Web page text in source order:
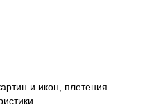
и икон, плетения